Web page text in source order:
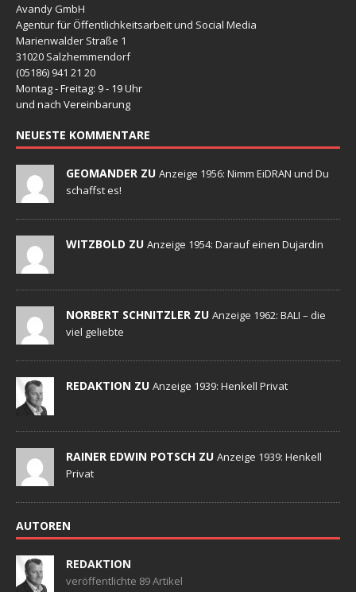
Avandy GmbH
Agentur für Öffentlichkeitsarbeit und Social Media
Marienwalder Straße 1
31020 Salzhemmendorf
(05186) 941 21 20
Montag - Freitag: 9 - 19 Uhr
und nach Vereinbarung
NEUESTE KOMMENTARE
GEOMANDER ZU Anzeige 1956: Nimm EiDRAN und Du
schaffst es!
WITZBOLD ZU Anzeige 1954: Darauf einen Dujardin
NORBERT SCHNITZLER ZU Anzeige 1962: BALI – die
viel geliebte
REDAKTION ZU Anzeige 1939: Henkell Privat
RAINER EDWIN POTSCH ZU Anzeige 1939: Henkell
Privat
AUTOREN
REDAKTION
veröffentlichte 89 Artikel